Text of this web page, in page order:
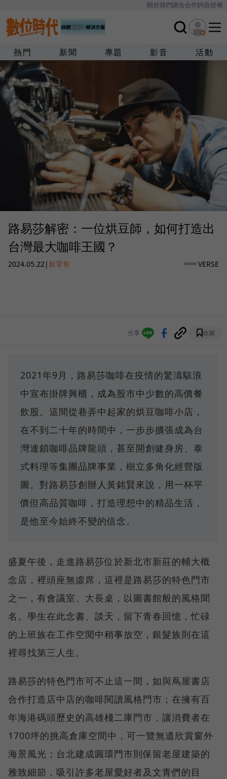
關於我們廣告合作內容授權
熱門 新聞 專題 影音 活動
路易莎解密：一位烘豆師，如何打造出
台灣最大咖啡王國？
2024.05.22 | 新零售 VERSE
分享 收藏
2021年9月，路易莎咖啡在疫情的驚濤駭浪
中宣布掛牌興櫃，成為股市中少數的高價餐
飲股。這間從巷弄中起家的烘豆咖啡小店，
在不到二十年的時間中，一步步擴張成為台
灣連鎖咖啡品牌龍頭，甚至開創健身房、泰
式料理等集團品牌事業，樹立多角化經營版
圖。對路易莎創辦人黃銘賢來說，用一杯平
價但高品質咖啡，打造理想中的精品生活，
是他至今始終不變的信念。
盛夏午後，走進路易莎位於新北市新莊的輔大概
念店，裡頭座無虛席，這裡是路易莎的特色門市
之一，有會議室、大長桌，以圖書館般的風格聞
名。學生在此念書、談天，留下青春回憶，忙碌
的上班族在工作空閒中稍事放空，銀髮族則在這
裡尋找第三人生。
路易莎的特色門市可不止這一間，如與蔦屋書店
合作打造店中店的咖啡閱讀風格門市；在擁有百
年海港碼頭歷史的高雄棧二庫門市，讓消費者在
1700坪的挑高倉庫空間中，可一覽無遺欣賞窗外
海景風光；台北建成圓環門市則保留老屋建築的
雅致細節，吸引許多老屋愛好者及文青們的目